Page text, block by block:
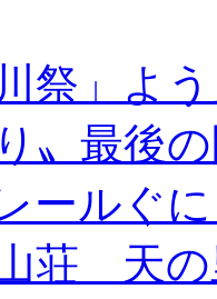
祭」よ
〟最後
ールぐ
荘 天の